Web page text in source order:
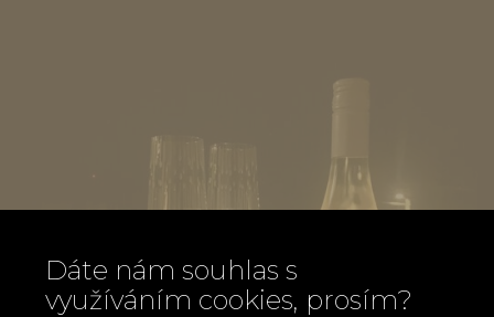
Dáte nám souhlas s
využíváním cookies, prosím?